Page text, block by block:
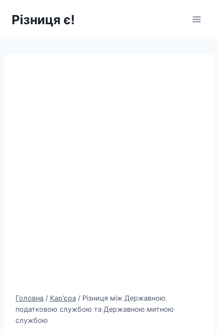
Різниця є!
Головна / Кар'єра / Різниця між Державною
податковою службою та Державною митною
службою